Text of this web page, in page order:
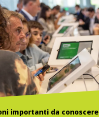
importanti da conoscere